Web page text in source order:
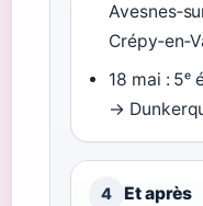
18 mai : 5ᵉ
→
4 Et après